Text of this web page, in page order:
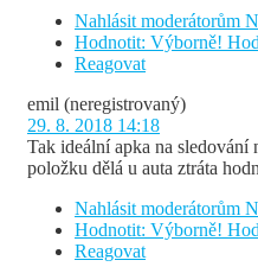
Nahlásit moderátorům
Hodnotit: Výborně!
Reagovat
emil (neregistrovaný)
29. 8. 2018 14:18
Tak ideální apka na
položku dělá u auta ztráta
Nahlásit moderátorům
Hodnotit: Výborně!
Reagovat